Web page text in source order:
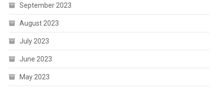
September 2023
August 2023
July 2023
June 2023
May 2023